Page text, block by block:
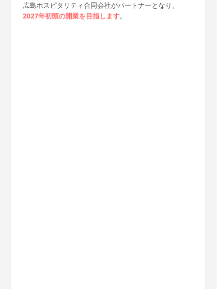
広島ホスピタリティ合同会社がパートナーとなり、
2027年初頭の開業を目指します。